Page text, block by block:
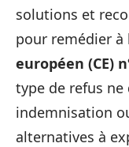
solutions et
pour remédier
européen (CE)
type de refus
indemnisation
alternatives à